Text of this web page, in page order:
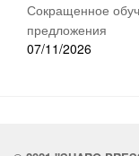
Сокращенное
предложения
07/11/2026